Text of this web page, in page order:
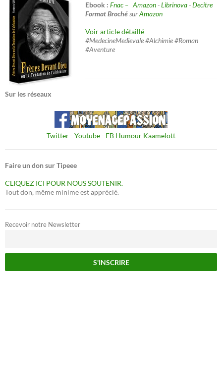
Ebook : Fnac – Amazon-Librinova-Decitre
Format BrochésurAmazon
Voir article détaillé
#MedecineMedievale #Alchimie #Roman
#Aventure
Sur les réseaux
Twitter- Youtube- FB Humour Kaamelott
Faire un don sur Tipeee
CLIQUEZ ICI POUR NOUS SOUTENIR.
Tout don, même minime est apprécié.
Recevoir notre Newsletter